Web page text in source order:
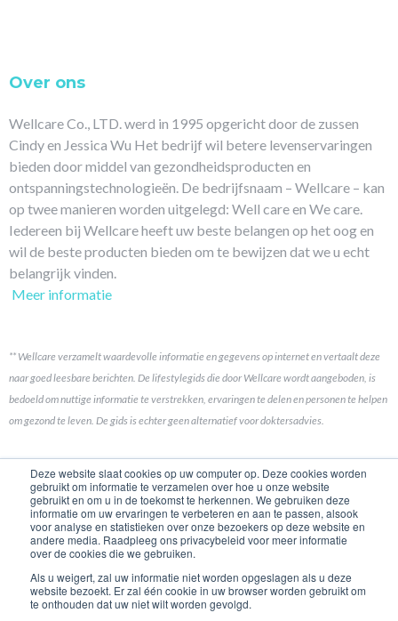
Deze website slaat cookies op uw computer op. Deze cookies worden
gebruikt om informatie te verzamelen over hoe u onze website
gebruikt en om u in de toekomst te herkennen. We gebruiken deze
informatie om uw ervaringen te verbeteren en aan te passen, alsook
voor analyse en statistieken over onze bezoekers op deze website en
andere media. Raadpleeg ons privacybeleid voor meer informatie
over de cookies die we gebruiken.
Als u weigert, zal uw informatie niet worden opgeslagen als u deze
website bezoekt. Er zal één cookie in uw browser worden gebruikt om
te onthouden dat uw niet wilt worden gevolgd.
Over ons
Wellcare Co., LTD. werd in 1995 opgericht door de zussen
Cindy en Jessica Wu Het bedrijf wil betere levenservaringen
bieden door middel van gezondheidsproducten en
ontspanningstechnologieën. De bedrijfsnaam – Wellcare – kan
op twee manieren worden uitgelegd: Well care en We care.
Iedereen bij Wellcare heeft uw beste belangen op het oog en
wil de beste producten bieden om te bewijzen dat we u echt
belangrijk vinden.
Meer informatie
** Wellcare verzamelt waardevolle informatie en gegevens op internet en vertaalt deze
naar goed leesbare berichten. De lifestylegids die door Wellcare wordt aangeboden, is
bedoeld om nuttige informatie te verstrekken, ervaringen te delen en personen te helpen
om gezond te leven. De gids is echter geen alternatief voor doktersadvies.
Koppelingen
Contact opnemen
Merkhistorie
Product Ontwikkeling
Geschiedenis